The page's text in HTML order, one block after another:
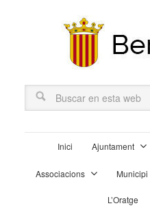
Inici Ajuntament
Associacions Municipi
L’Oratge